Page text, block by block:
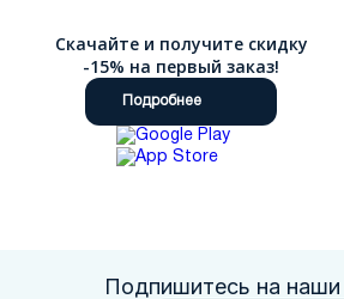
Скачайте и получите скидку
-15% на первый заказ!
Подробнее
Подпишитесь на наши